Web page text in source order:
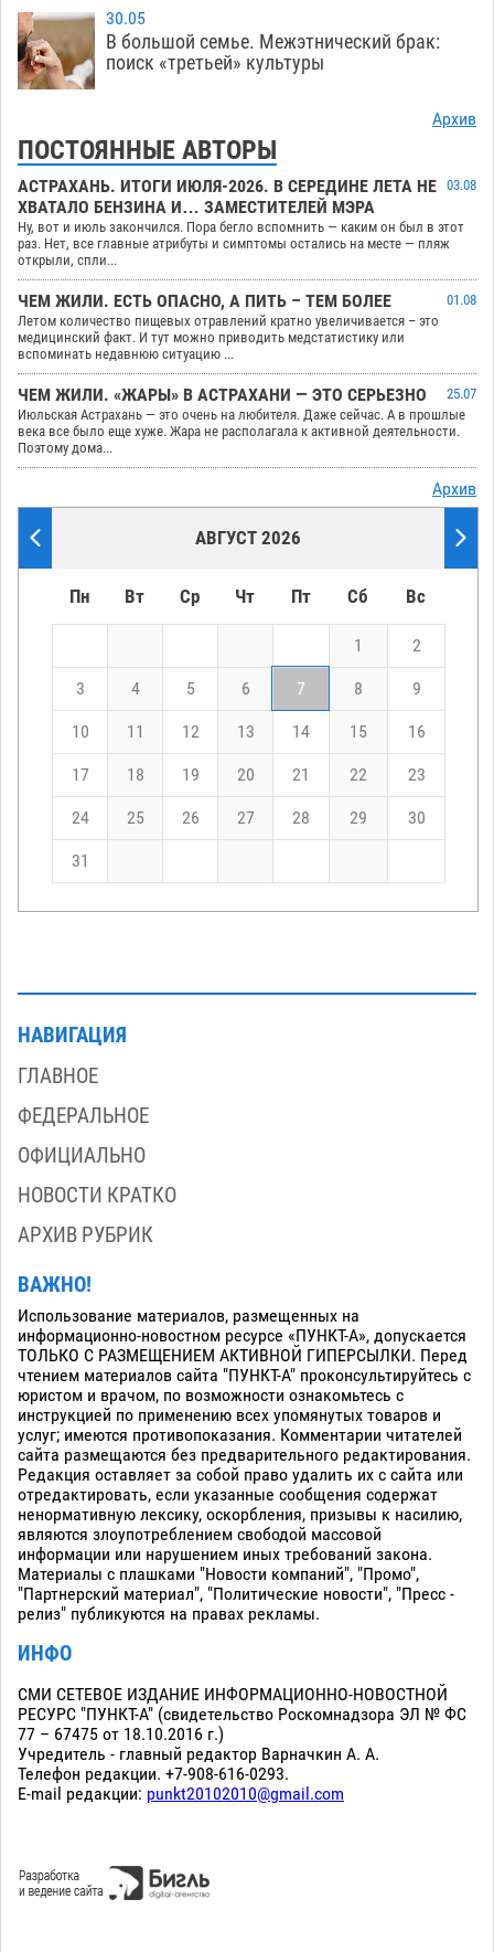
30.05
В большой семье. Межэтнический брак:
поиск «третьей» культуры
Архив
ПОСТОЯННЫЕ АВТОРЫ
АСТРАХАНЬ. ИТОГИ ИЮЛЯ-2026. В СЕРЕДИНЕ ЛЕТА НЕ
ХВАТАЛО БЕНЗИНА И… ЗАМЕСТИТЕЛЕЙ МЭРА
03.08
Ну, вот и июль закончился. Пора бегло вспомнить — каким он был в этот
раз. Нет, все главные атрибуты и симптомы остались на месте — пляж
открыли, спли...
ЧЕМ ЖИЛИ. ЕСТЬ ОПАСНО, А ПИТЬ – ТЕМ БОЛЕЕ
01.08
Летом количество пищевых отравлений кратно увеличивается – это
медицинский факт. И тут можно приводить медстатистику или
вспоминать недавнюю ситуацию ...
ЧЕМ ЖИЛИ. «ЖАРЫ» В АСТРАХАНИ — ЭТО СЕРЬЕЗНО
25.07
Июльская Астрахань — это очень на любителя. Даже сейчас. А в прошлые
века все было еще хуже. Жара не располагала к активной деятельности.
Поэтому дома...
Архив
АВГУСТ 2026
Пн Вт Ср Чт Пт Сб Вс
1 2
3 4 5 6 7 8 9
10 11 12 13 14 15 16
17 18 19 20 21 22 23
24 25 26 27 28 29 30
31
НАВИГАЦИЯ
ГЛАВНОЕ
ФЕДЕРАЛЬНОЕ
ОФИЦИАЛЬНО
НОВОСТИ КРАТКО
АРХИВ РУБРИК
ВАЖНО!
Использование материалов, размещенных на
информационно-новостном ресурсе «ПУНКТ-А», допускается
ТОЛЬКО С РАЗМЕЩЕНИЕМ АКТИВНОЙ ГИПЕРСЫЛКИ. Перед
чтением материалов сайта "ПУНКТ-А" проконсультируйтесь с
юристом и врачом, по возможности ознакомьтесь с
инструкцией по применению всех упомянутых товаров и
услуг; имеются противопоказания. Комментарии читателей
сайта размещаются без предварительного редактирования.
Редакция оставляет за собой право удалить их с сайта или
отредактировать, если указанные сообщения содержат
ненормативную лексику, оскорбления, призывы к насилию,
являются злоупотреблением свободой массовой
информации или нарушением иных требований закона.
Материалы с плашками "Новости компаний", "Промо",
"Партнерский материал", "Политические новости", "Пресс -
релиз" публикуются на правах рекламы.
ИНФО
СМИ СЕТЕВОЕ ИЗДАНИЕ ИНФОРМАЦИОННО-НОВОСТНОЙ
РЕСУРС "ПУНКТ-А" (свидетельство Роскомнадзора ЭЛ № ФС
77 – 67475 от 18.10.2016 г.)
Учредитель - главный редактор Варначкин А. А.
Телефон редакции. +7-908-616-0293.
E-mail редакции: punkt20102010@gmail.com